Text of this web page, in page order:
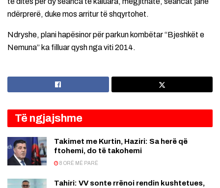
ndërprerë, duke mos arritur të shqyrtohet.
Ndryshe, plani hapësinor për parkun kombëtar “Bjeshkët e
Nemuna” ka filluar qysh nga viti 2014.
Të ngjajshme
Takimet me Kurtin, Haziri: Sa herë që
ftohemi, do të takohemi
8 ORË MË PARË
Tahiri: VV sonte rrënoi rendin kushtetues,